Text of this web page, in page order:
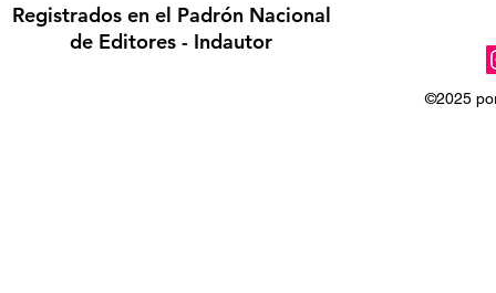
Registrados en el Padrón Nacional
de Editores - Indautor
©2025